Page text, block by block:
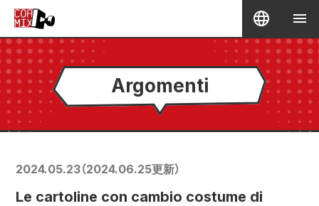
Argomenti
2024.05.23（2024.06.25更新）
Le cartoline con cambio costume di